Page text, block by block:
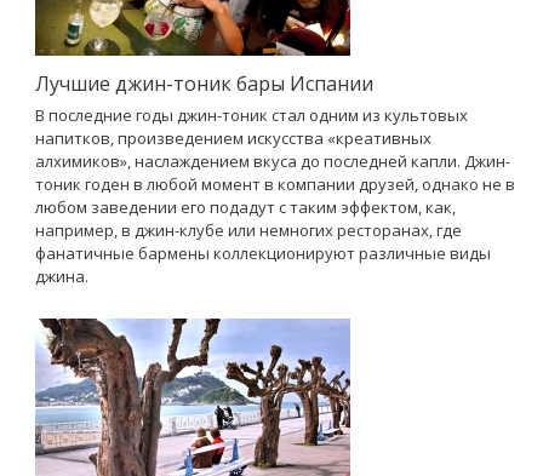
Лучшие джин-тоник бары Испании
В последние годы джин-тоник стал одним из культовых
напитков, произведением искусства «креативных
алхимиков», наслаждением вкуса до последней капли. Джин-
тоник годен в любой момент в компании друзей, однако не в
любом заведении его подадут с таким эффектом, как,
например, в джин-клубе или немногих ресторанах, где
фанатичные бармены коллекционируют различные виды
джина.